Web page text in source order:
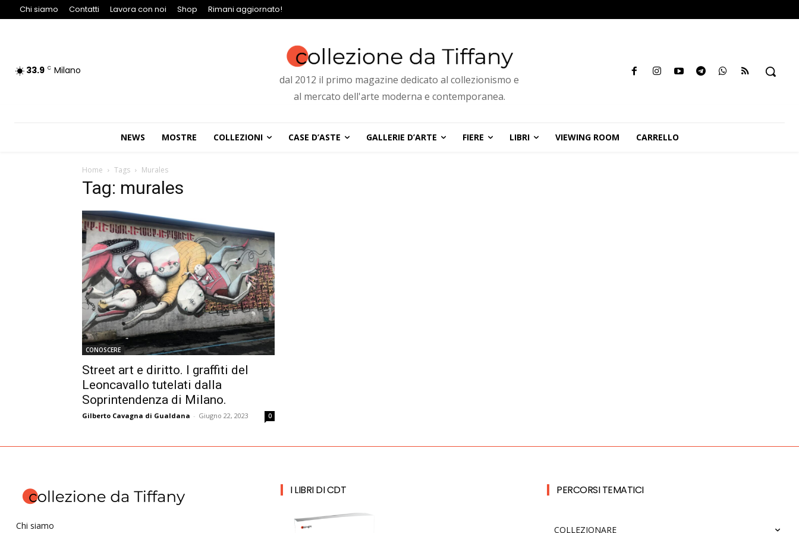
Chi siamo Contatti Lavora con noi Shop Rimani aggiornato!
33.9 C Milano
dal 2012 il primo magazine dedicato al collezionismo e
al mercato dell'arte moderna e contemporanea.
NEWS MOSTRE COLLEZIONI CASE D’ASTE GALLERIE D’ARTE FIERE LIBRI VIEWING ROOM CARRELLO
Home Tags Murales
Tag: murales
CONOSCERE
Street art e diritto. I graffiti del
Leoncavallo tutelati dalla
Soprintendenza di Milano.
Gilberto Cavagna di Gualdana - Giugno 22, 2023 0
Chi siamo
I LIBRI DI CDT PERCORSI TEMATICI
COLLEZIONARE